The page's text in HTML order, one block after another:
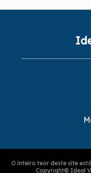
O inteiro teor deste site
Copyright© Ideal